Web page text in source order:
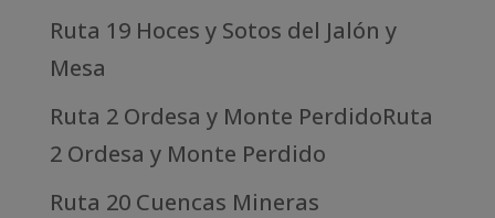
Ruta 19 Hoces y Sotos del Jalón y
Mesa
Ruta 2 Ordesa y Monte PerdidoRuta
2 Ordesa y Monte Perdido
Ruta 20 Cuencas Mineras